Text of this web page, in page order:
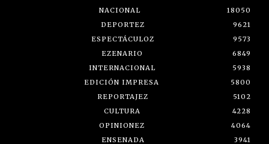
NACIONAL
18050
DEPORTEZ
9621
ESPECTÁCULOZ
9573
EZENARIO
6849
INTERNACIONAL
5938
EDICIÓN IMPRESA
5800
REPORTAJEZ
5102
CULTURA
4228
OPINIONEZ
4064
ENSENADA
3941